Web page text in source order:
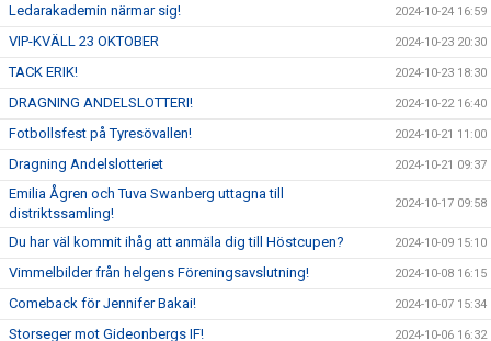
Ledarakademin närmar sig! 2024-10-24 16:59
VIP-KVÄLL 23 OKTOBER 2024-10-23 20:30
TACK ERIK! 2024-10-23 18:30
DRAGNING ANDELSLOTTERI! 2024-10-22 16:40
Fotbollsfest på Tyresövallen! 2024-10-21 11:00
Dragning Andelslotteriet 2024-10-21 09:37
Emilia Ågren och Tuva Swanberg uttagna till
distriktssamling!
2024-10-17 09:58
Du har väl kommit ihåg att anmäla dig till Höstcupen? 2024-10-09 15:10
Vimmelbilder från helgens Föreningsavslutning! 2024-10-08 16:15
Comeback för Jennifer Bakai! 2024-10-07 15:34
Storseger mot Gideonbergs IF! 2024-10-06 16:32